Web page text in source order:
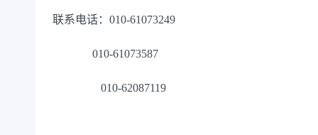
联系电话： 010-61073249
010-61073587
010-62087119